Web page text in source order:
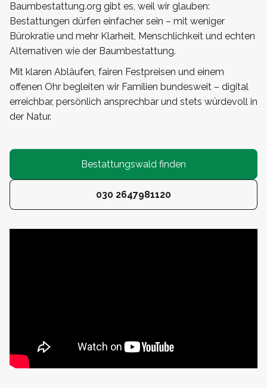
Baumbestattung.org gibt es, weil wir glauben:
Bestattungen dürfen einfacher sein – mit weniger
Bürokratie und mehr Klarheit, Menschlichkeit und echten
Alternativen wie der Baumbestattung.
Mit klaren Abläufen, fairen Festpreisen und einem
offenen Ohr begleiten wir Familien bundesweit – digital
erreichbar, persönlich ansprechbar und stets würdevoll in
der Natur.
Bestattungswald finden
030 2647981120